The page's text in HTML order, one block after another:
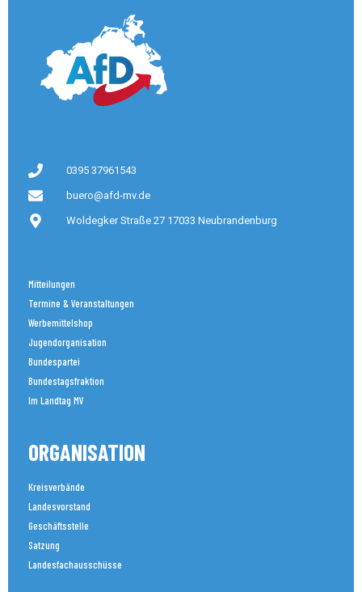
0395 37961543
buero@afd-mv.de
Woldegker Straße 27 17033 Neubrandenburg
Mitteilungen
Termine & Veranstaltungen
Werbemittelshop
Jugendorganisation
Bundespartei
Bundestagsfraktion
Im Landtag MV
ORGANISATION
Kreisverbände
Landesvorstand
Geschäftsstelle
Satzung
Landesfachausschüsse